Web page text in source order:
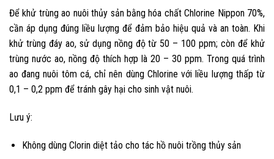
Để khử trùng ao nuôi thủy sản bằng hóa chấtChlorine Nippon 70%,
cần áp dụng đúng liều lượng để đảm bảo hiệu quả và an toàn. Khi
khử trùng đáy ao, sử dụng nồng độ từ 50 – 100 ppm; còn để khử
trùng nước ao, nồng độ thích hợp là 20 – 30 ppm. Trong quá trình
ao đang nuôi tôm cá, chỉ nên dùng Chlorine với liều lượng thấp từ
0,1 – 0,2 ppm để tránh gây hại cho sinh vật nuôi.
Lưu ý:
Không dùng Clorin diệt tảo cho tác hồ nuôi trồng thủy sản